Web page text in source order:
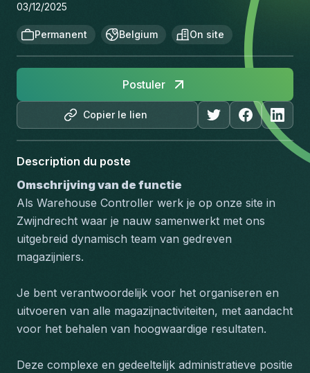
03/12/2025
Permanent Belgium On site
Copier le lien
Postuler
Description du poste
Omschrijving van de functie
Als Warehouse Controller werk je op onze site in
Zwijndrecht waar je nauw samenwerkt met ons
uitgebreid dynamisch team van gedreven
magazijniers.
Je bent verantwoordelijk voor het organiseren en
uitvoeren van alle magazijnactiviteiten, met aandacht
voor het behalen van hoogwaardige resultaten.
Deze complexe en gedeeltelijk administratieve positie